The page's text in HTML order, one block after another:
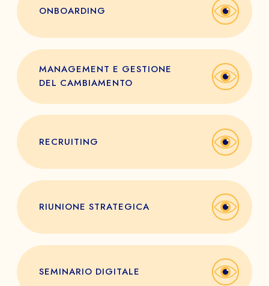
ONBOARDING
MANAGEMENT E GESTIONE
DEL CAMBIAMENTO
RECRUITING
RIUNIONE STRATEGICA
SEMINARIO DIGITALE